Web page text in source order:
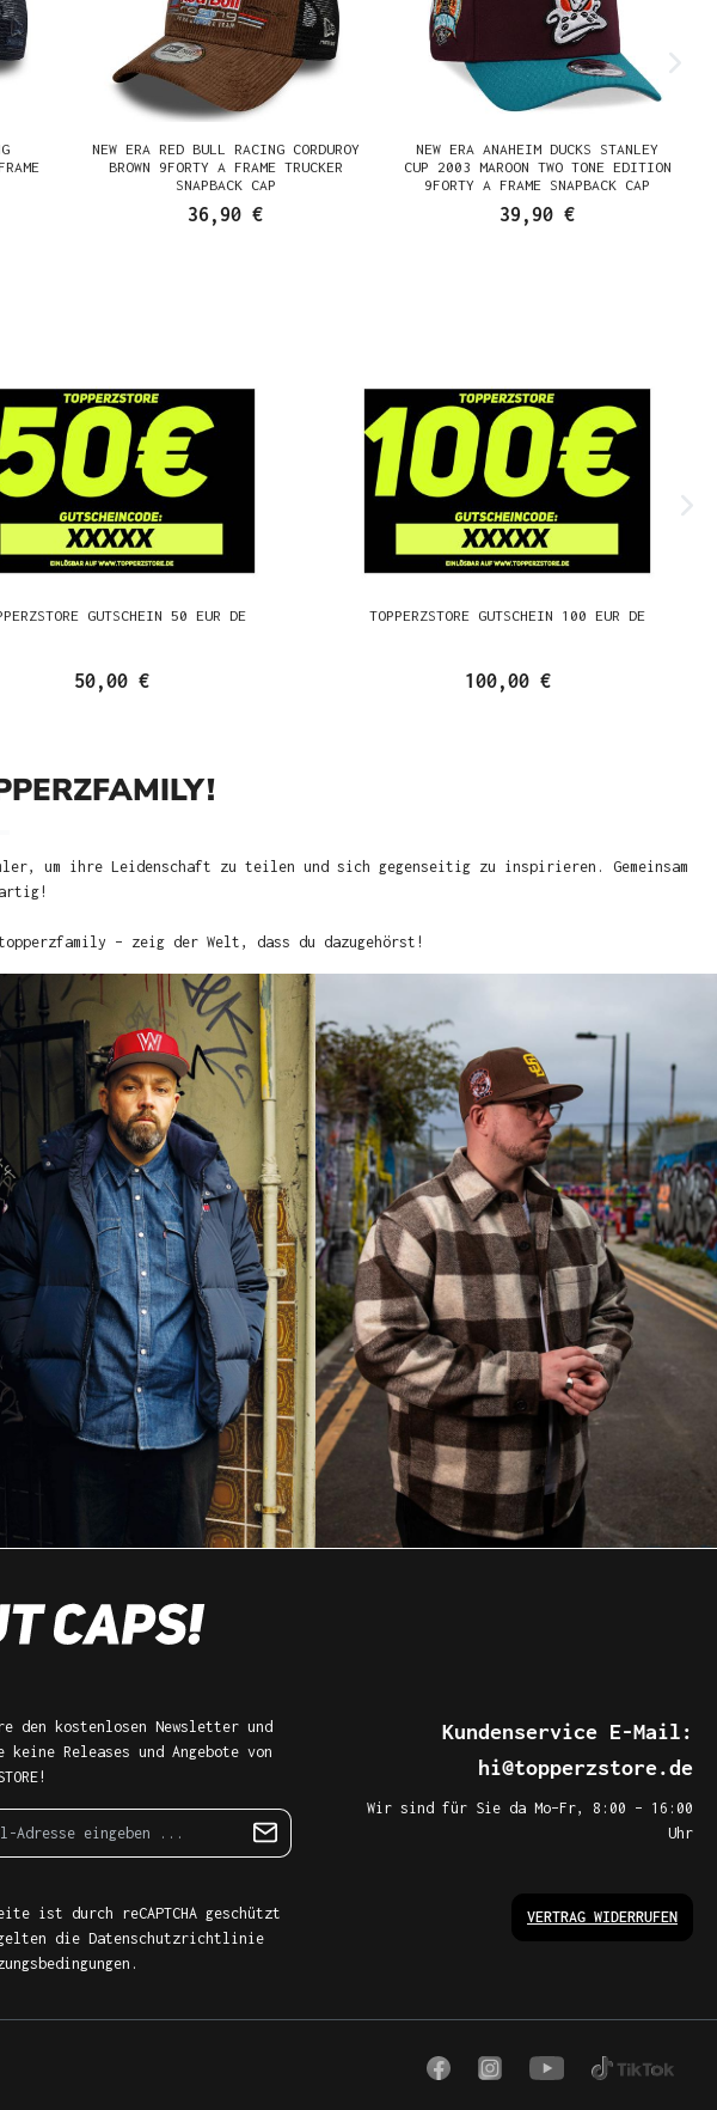
NEW ERA RED BULL RACING CORDUROY
BROWN 9FORTY A FRAME TRUCKER
SNAPBACK CAP
36,90 €
NEW ERA ANAHEIM DUCKS STANLEY
CUP 2003 MAROON TWO TONE EDITION
9FORTY A FRAME SNAPBACK CAP
39,90 €
GUTSCHEIN 50 EUR DE
50,00 €
TOPPERZSTORE GUTSCHEIN 100 EUR DE
100,00 €
um ihre Leidenschaft zu teilen und sich gegenseitig zu inspirieren. Gemeinsam
– zeig der Welt, dass du dazugehörst!
den kostenlosen Newsletter und
keine Releases und Angebote von
ist durch reCAPTCHA geschützt
die Datenschutzrichtlinie
.
Kundenservice E-Mail:
hi@topperzstore.de
Wir sind für Sie da Mo–Fr, 8:00 – 16:00
Uhr
VERTRAG WIDERRUFEN